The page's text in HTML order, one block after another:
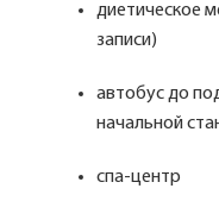
диетическое
записи)
автобус до
начальной
спа-центр